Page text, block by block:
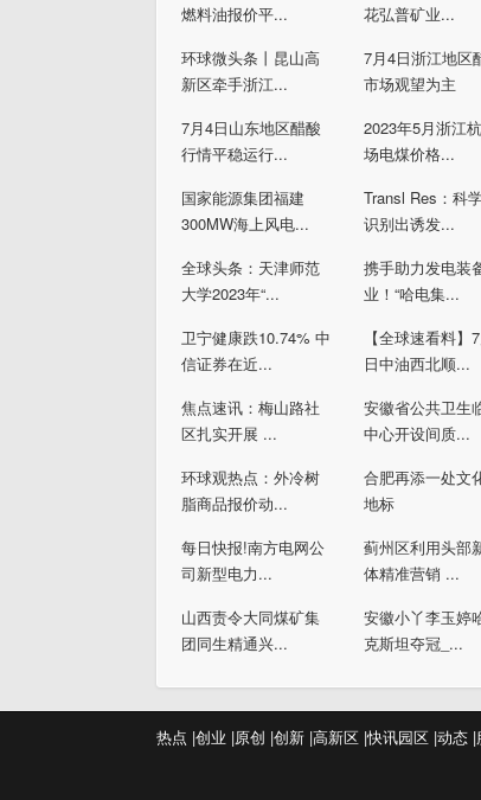
燃料油报价平...
花弘普矿业...
环球微头条丨昆山高
新区牵手浙江...
7月4日浙江地区
市场观望为主
7月4日山东地区醋酸
行情平稳运行...
2023年5月浙江
场电煤价格...
国家能源集团福建
300MW海上风电...
Transl Res：科
识别出诱发...
全球头条：天津师范
大学2023年“...
携手助力发电装
业！“哈电集...
卫宁健康跌10.74% 中
信证券在近...
【全球速看料】
日中油西北顺...
焦点速讯：梅山路社
区扎实开展 ...
安徽省公共卫生
中心开设间质...
环球观热点：外冷树
脂商品报价动...
合肥再添一处文
地标
每日快报!南方电网公
司新型电力...
蓟州区利用头部
体精准营销 ...
山西责令大同煤矿集
团同生精通兴...
安徽小丫李玉婷
克斯坦夺冠_...
热点 |创业 |原创 |创新 |高新区 |快讯园区 |动态 |